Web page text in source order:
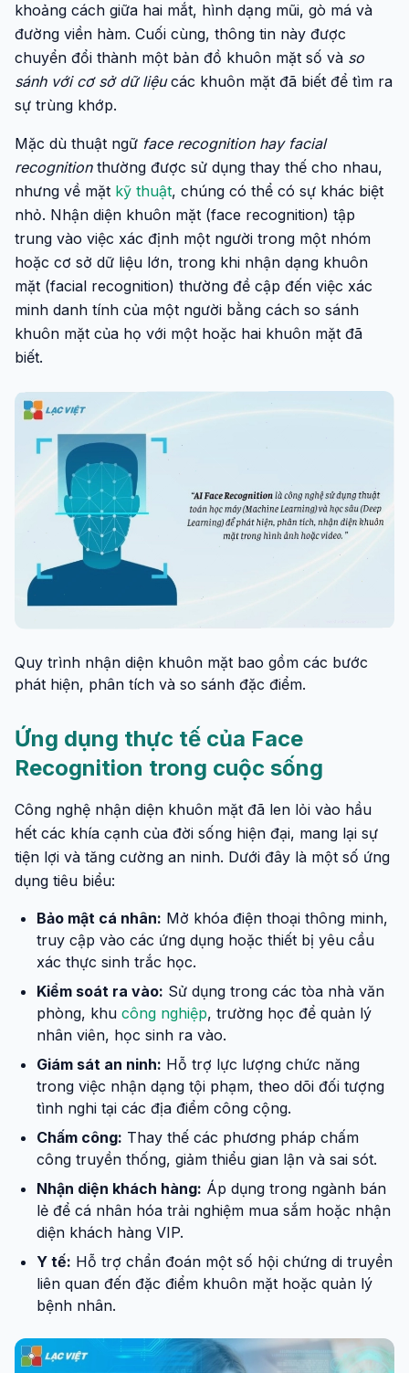
khoảng cách giữa hai mắt, hình dạng mũi, gò má và
đường viền hàm. Cuối cùng, thông tin này được
chuyển đổi thành một bản đồ khuôn mặt số và so
sánh với cơ sở dữ liệucác khuôn mặt đã biết để tìm ra
sự trùng khớp.
Mặc dù thuật ngữ face recognition hay facial
recognitionthường được sử dụng thay thế cho nhau,
nhưng về mặt kỹ thuật, chúng có thể có sự khác biệt
nhỏ. Nhận diện khuôn mặt (face recognition) tập
trung vào việc xác định một người trong một nhóm
hoặc cơ sở dữ liệu lớn, trong khi nhận dạng khuôn
mặt (facial recognition) thường đề cập đến việc xác
minh danh tính của một người bằng cách so sánh
khuôn mặt của họ với một hoặc hai khuôn mặt đã
biết.
Quy trình nhận diện khuôn mặt bao gồm các bước
phát hiện, phân tích và so sánh đặc điểm.
Ứng dụng thực tế của Face
Recognition trong cuộc sống
Công nghệ nhận diện khuôn mặt đã len lỏi vào hầu
hết các khía cạnh của đời sống hiện đại, mang lại sự
tiện lợi và tăng cường an ninh. Dưới đây là một số ứng
dụng tiêu biểu:
Bảo mật cá nhân: Mở khóa điện thoại thông minh,
truy cập vào các ứng dụng hoặc thiết bị yêu cầu
xác thực sinh trắc học.
Kiểm soát ra vào: Sử dụng trong các tòa nhà văn
phòng, khu công nghiệp, trường học để quản lý
nhân viên, học sinh ra vào.
Giám sát an ninh: Hỗ trợ lực lượng chức năng
trong việc nhận dạng tội phạm, theo dõi đối tượng
tình nghi tại các địa điểm công cộng.
Chấm công: Thay thế các phương pháp chấm
công truyền thống, giảm thiểu gian lận và sai sót.
Nhận diện khách hàng: Áp dụng trong ngành bán
lẻ để cá nhân hóa trải nghiệm mua sắm hoặc nhận
diện khách hàng VIP.
Y tế: Hỗ trợ chẩn đoán một số hội chứng di truyền
liên quan đến đặc điểm khuôn mặt hoặc quản lý
bệnh nhân.